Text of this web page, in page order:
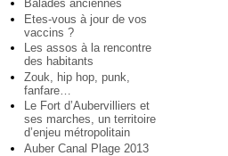
Balades anciennes
Etes-vous à jour de vos
vaccins ?
Les assos à la rencontre
des habitants
Zouk, hip hop, punk,
fanfare…
Le Fort d’Aubervilliers et
ses marches, un territoire
d’enjeu métropolitain
Auber Canal Plage 2013